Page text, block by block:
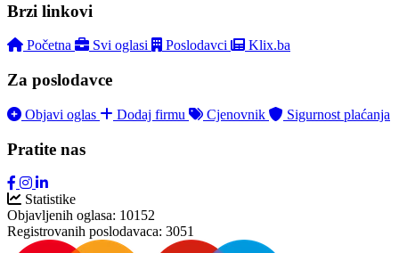
Brzi linkovi
Početna Svi oglasi Poslodavci Klix.ba
Za poslodavce
Objavi oglas Dodaj firmu Cjenovnik Sigurnost plaćanja
Pratite nas
Statistike
Objavljenih oglasa: 10152
Registrovanih poslodavaca: 3051